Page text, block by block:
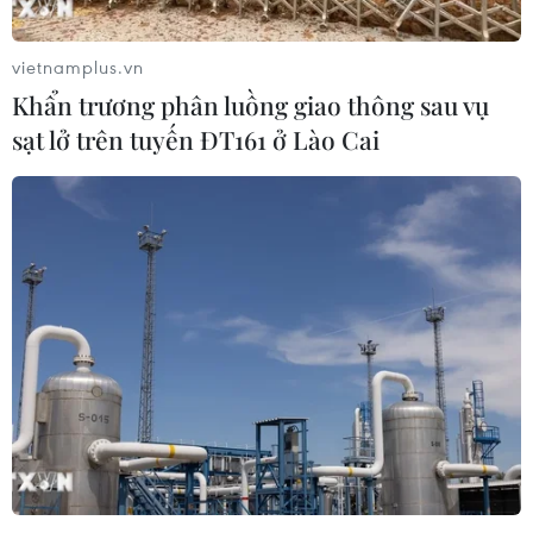
Việt Nam từng bước làm chủ kỹ thuật lò
phản ứng hạt nhân
24/08/2015 10:38
Hơn 30 năm hoạt động, Lò phản ứng Viện Nghiên cứu
hạt nhân Đà Lạt đã vận hành 39.341 giờ an toàn, thực
hiện thành công dự án chuyển đổi nhiên liệu, tiến tới
làm chủ hoàn toàn kỹ thuật lò phản ứng
vietnamplus.vn
Khẩn trương phân luồng giao thông sau vụ
sạt lở trên tuyến ĐT161 ở Lào Cai